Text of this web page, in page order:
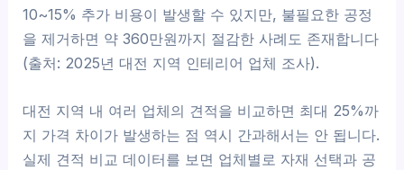
10~15% 추가 비용이 발생할 수 있지만, 불필요한 공정
을 제거하면 약 360만원까지 절감한 사례도 존재합니다
(출처: 2025년 대전 지역 인테리어 업체 조사).
대전 지역 내 여러 업체의 견적을 비교하면 최대 25%까
지 가격 차이가 발생하는 점 역시 간과해서는 안 됩니다.
실제 견적 비교 데이터를 보면 업체별로 자재 선택과 공